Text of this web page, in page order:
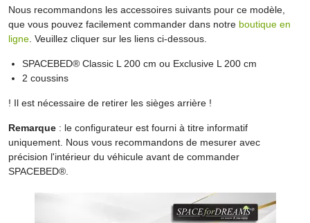
Nous recommandons les accessoires suivants pour ce modèle,
que vous pouvez facilement commander dans notre boutique en
ligne . Veuillez cliquer sur les liens ci-dessous.
SPACEBED® Classic L 200 cm ou Exclusive L 200 cm
2 coussins
! Il est nécessaire de retirer les sièges arrière !
Remarque : le configurateur est fourni à titre informatif
uniquement. Nous vous recommandons de mesurer avec
précision l'intérieur du véhicule avant de commander
SPACEBED®.